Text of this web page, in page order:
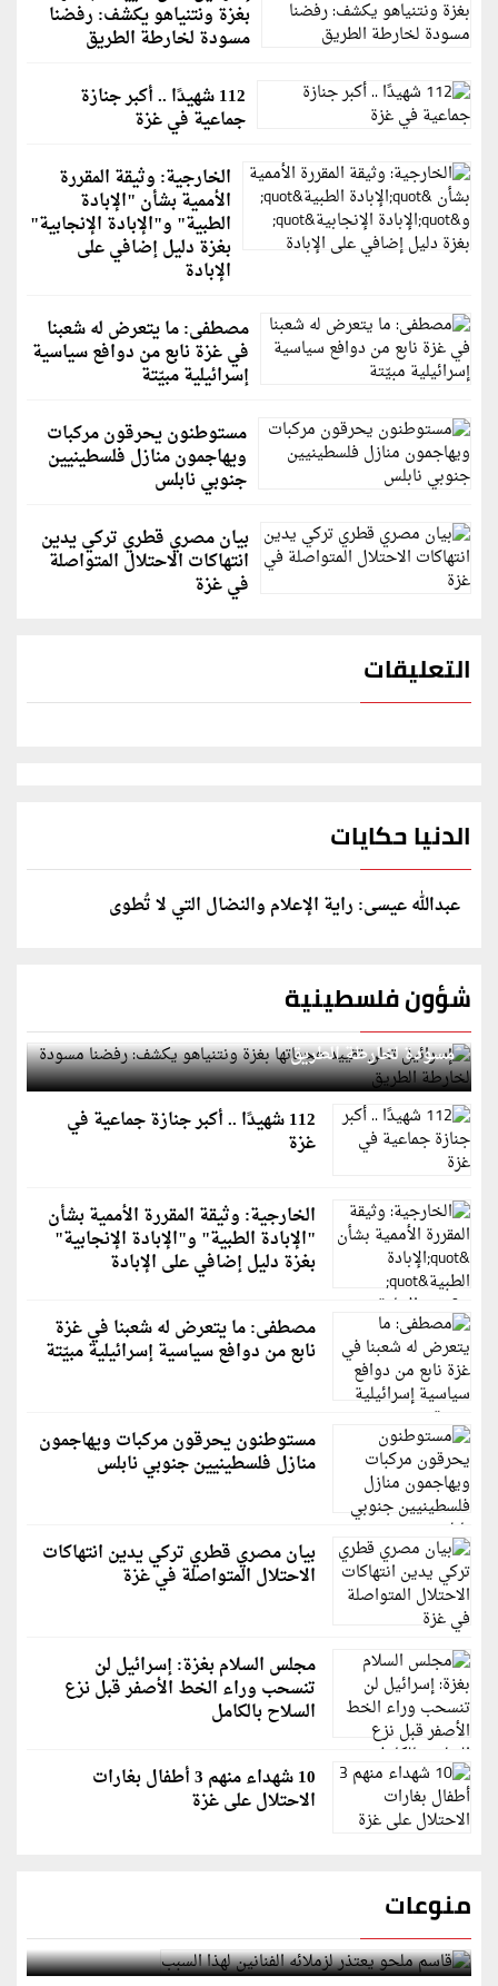
بغزة ونتنياهو يكشف: رفضنا
مسودة لخارطة الطريق
112 شهيدًا .. أكبر جنازة
جماعية في غزة
الخارجية: وثيقة المقررة
الأممية بشأن "الإبادة
الطبية" و"الإبادة الإنجابية"
بغزة دليل إضافي على
الإبادة
مصطفى: ما يتعرض له شعبنا
في غزة نابع من دوافع سياسية
إسرائيلية مبيّتة
مستوطنون يحرقون مركبات
ويهاجمون منازل فلسطينيين
جنوبي نابلس
بيان مصري قطري تركي يدين
انتهاكات الاحتلال المتواصلة
في غزة
التعليقات
الدنيا حكايات
عبدالله عيسى: راية الإعلام والنضال التي لا تُطوى
شؤون فلسطينية
إسرائيل تعلن تقييد هجماتها بغزة ونتنياهو يكشف: رفضنا
مسودة لخارطة الطريق
112 شهيدًا .. أكبر جنازة جماعية في
غزة
الخارجية: وثيقة المقررة الأممية بشأن
"الإبادة الطبية" و"الإبادة الإنجابية"
بغزة دليل إضافي على الإبادة
مصطفى: ما يتعرض له شعبنا في غزة
نابع من دوافع سياسية إسرائيلية مبيّتة
مستوطنون يحرقون مركبات ويهاجمون
منازل فلسطينيين جنوبي نابلس
بيان مصري قطري تركي يدين انتهاكات
الاحتلال المتواصلة في غزة
مجلس السلام بغزة: إسرائيل لن
تنسحب وراء الخط الأصفر قبل نزع
السلاح بالكامل
10 شهداء منهم 3 أطفال بغارات
الاحتلال على غزة
منوعات
قاسم ملحو يعتذر لزملائه الفنانين لهذا السبب